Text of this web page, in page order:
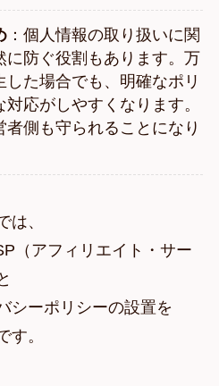
：個人情報の取り扱いに関
に防ぐ役割もあります。万
た場合でも、明確なポリ
応がしやすくなります。
側も守られることになり
は、
（アフィリエイト・サー
シーポリシーの設置を
す。